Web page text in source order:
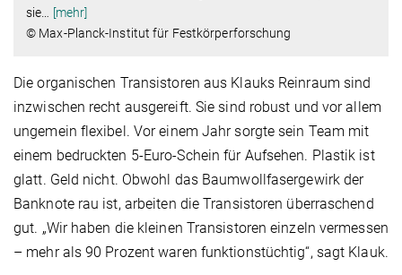
sie
[mehr]
© Max-Planck-Institut für Festkörperforschung
Die organischen Transistoren aus Klauks Reinraum sind
inzwischen recht ausgereift. Sie sind robust und vor allem
ungemein flexibel. Vor einem Jahr sorgte sein Team mit
einem bedruckten 5-Euro-Schein für Aufsehen. Plastik ist
glatt. Geld nicht. Obwohl das Baumwollfasergewirk der
Banknote rau ist, arbeiten die Transistoren überraschend
gut. „Wir haben die kleinen Transistoren einzeln vermessen
– mehr als 90 Prozent waren funktionstüchtig“, sagt Klauk.